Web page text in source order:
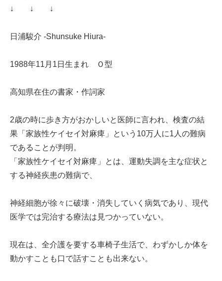
↓ ↓ ↓
日浦駿介 -Shunsuke Hiura-
1988年11月1日生まれ Ｏ型
高知県在住の書家・作詞家
2歳の時に歩き方がおかしいと医師に言われ、検査の結
果「家族性ケイセイ対麻痺」という10万人に1人の難病
であることが判明。
「家族性ケイセイ対麻痺」とは、運動失調を主な症状と
する神経疾患の難病で、
神経細胞が徐々に破壊・消失していく病気であり、現代
医学では完治する療法は見つかっていない。
現在は、全介護を要する車椅子生活で、わずかしか体を
動かすことも口で話すことも出来ない。